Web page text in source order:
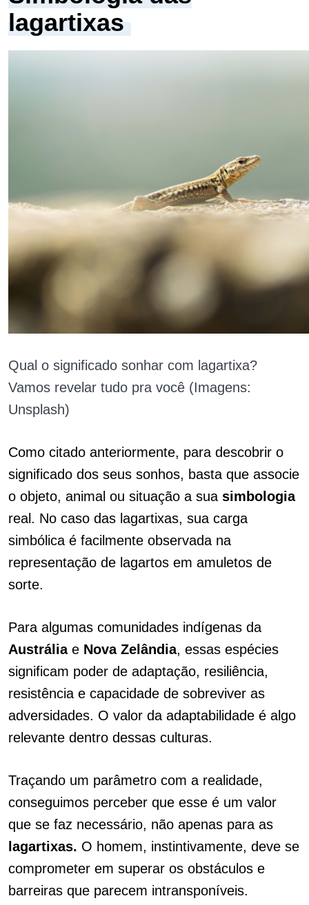
lagartixas
Qual o significado sonhar com lagartixa?
Vamos revelar tudo pra você (Imagens:
Unsplash)
Como citado anteriormente, para descobrir o
significado dos seus sonhos, basta que associe
o objeto, animal ou situação a sua simbologia
real. No caso das lagartixas, sua carga
simbólica é facilmente observada na
representação de lagartos em amuletos de
sorte.
Para algumas comunidades indígenas da
Austráliae Nova Zelândia, essas espécies
significam poder de adaptação, resiliência,
resistência e capacidade de sobreviver as
adversidades. O valor da adaptabilidade é algo
relevante dentro dessas culturas.
Traçando um parâmetro com a realidade,
conseguimos perceber que esse é um valor
que se faz necessário, não apenas para as
lagartixas. O homem, instintivamente, deve se
comprometer em superar os obstáculos e
barreiras que parecem intransponíveis.